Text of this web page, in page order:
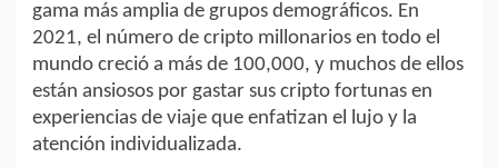
gama más amplia de grupos demográficos. En
2021, el número de cripto millonarios en todo el
mundo creció a más de 100,000, y muchos de ellos
están ansiosos por gastar sus cripto fortunas en
experiencias de viaje que enfatizan el lujo y la
atención individualizada.